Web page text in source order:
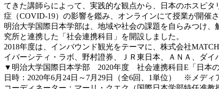
てきた講師らによって、実践的な観点から、日本のホスピ
症（COVID-19）の影響を鑑み、オンラインにて授業が開催
明治大学国際日本学部は、地域や社会の課題を自らみつけ
究所と連携した「社会連携科目」を開設しました。
2018年度は、インバウンド観光をテーマに、株式会社
イバーシティ・ラボ、野村證券、ＪＲ東日本、ＡＮＡ、ダ
▼明治大学国際日本学部 2020年度 社会連携科目E「日本
日時：2020年6月24日～7月29日（全6回、1単位） ※メディ